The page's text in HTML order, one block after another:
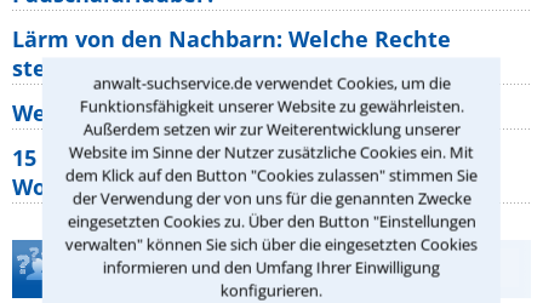
anwalt-suchservice.de verwendet Cookies, um die
Funktionsfähigkeit unserer Website zu gewährleisten.
Außerdem setzen wir zur Weiterentwicklung unserer
Website im Sinne der Nutzer zusätzliche Cookies ein. Mit
dem Klick auf den Button "Cookies zulassen" stimmen Sie
der Verwendung der von uns für die genannten Zwecke
eingesetzten Cookies zu. Über den Button "Einstellungen
verwalten" können Sie sich über die eingesetzten Cookies
informieren und den Umfang Ihrer Einwilligung
konfigurieren.
Lärm von den Nachbarn: Welche Rechte
stehen mir zu?
Wer muss Zweitwohnungssteuer zahlen?
15 elementare Rechte, die jeder
Wohnungseigentümer kennen sollte
Teste Dein Rechtswissen